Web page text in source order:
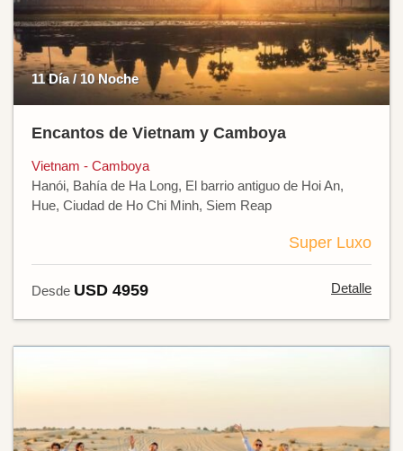
11 Día / 10 Noche
Encantos de Vietnam y Camboya
Vietnam - Camboya
Hanói, Bahía de Ha Long, El barrio antiguo de Hoi An,
Hue, Ciudad de Ho Chi Minh, Siem Reap
Super Luxo
Desde USD 4959 Detalle